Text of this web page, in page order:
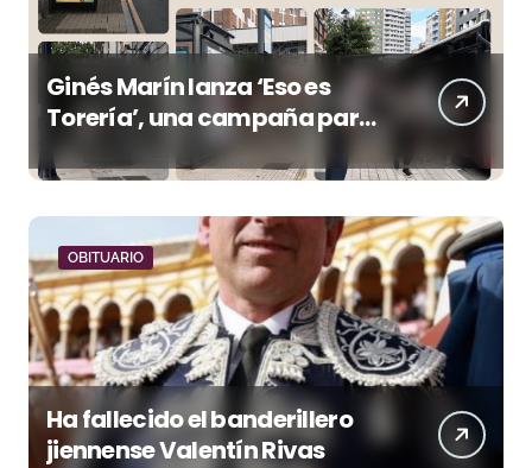
Ginés Marín lanza ‘Eso es
Torería’, una campaña para
reivindicar los valores del
toreo más allá del ruedo
OBITUARIO
Ha fallecido el banderillero
jiennense Valentín Rivas